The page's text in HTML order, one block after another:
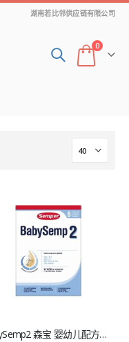
湖南若比邻供应链有限公司
0
BabySemp2 森宝 婴幼儿配方奶粉（6月-12月龄）新二段